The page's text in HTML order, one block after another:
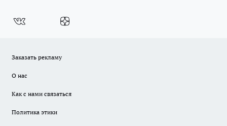
Заказать рекламу
О нас
Как с нами связаться
Политика этики